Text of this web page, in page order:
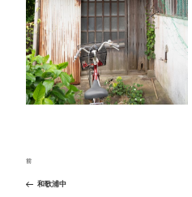
過
去
前
和歌浦中